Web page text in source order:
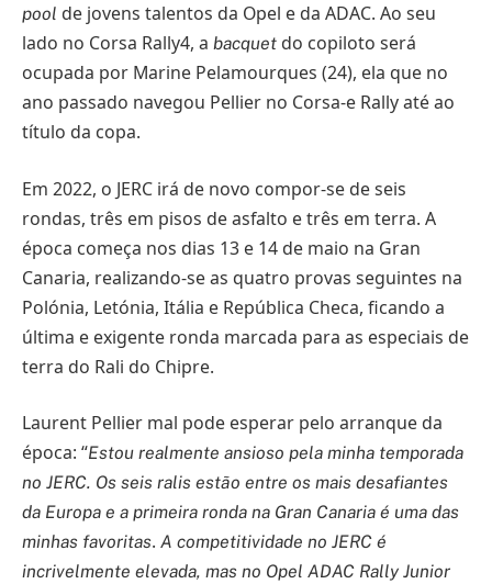
pool de jovens talentos da Opel e da ADAC. Ao seu
lado no Corsa Rally4, a bacquet do copiloto será
ocupada por Marine Pelamourques (24), ela que no
ano passado navegou Pellier no Corsa-e Rally até ao
título da copa.
Em 2022, o JERC irá de novo compor-se de seis
rondas, três em pisos de asfalto e três em terra. A
época começa nos dias 13 e 14 de maio na Gran
Canaria, realizando-se as quatro provas seguintes na
Polónia, Letónia, Itália e República Checa, ficando a
última e exigente ronda marcada para as especiais de
terra do Rali do Chipre.
Laurent Pellier mal pode esperar pelo arranque da
época: “Estou realmente ansioso pela minha temporada
no JERC. Os seis ralis estão entre os mais desafiantes
da Europa e a primeira ronda na Gran Canaria é uma das
minhas favoritas. A competitividade no JERC é
incrivelmente elevada, mas no Opel ADAC Rally Junior